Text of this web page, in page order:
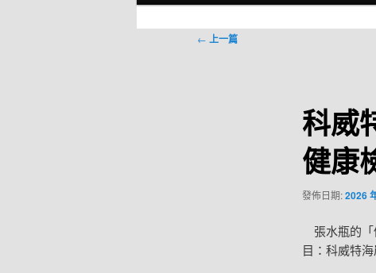
文
← 上一篇
科威
健康
發佈日期:2026
張水瓶的「
目：科威特